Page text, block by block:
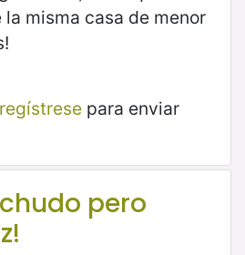
misma casa de menor
regístresepara enviar
pero